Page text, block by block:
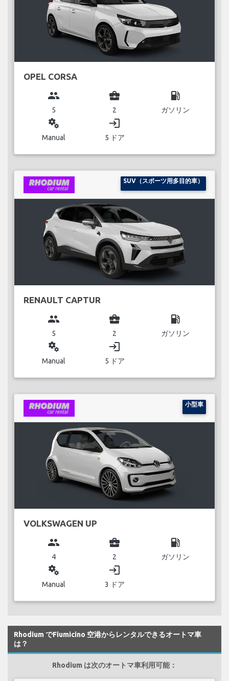
OPEL CORSA
group
5
business_center
2
local_gas_station
ガソリン
miscellaneous_services
Manual
login
5 ドア
SUV（スポーツ用多目的車）
RENAULT CAPTUR
group
5
business_center
2
local_gas_station
ガソリン
miscellaneous_services
Manual
login
5 ドア
小型車
VOLKSWAGEN UP
group
4
business_center
2
local_gas_station
ガソリン
miscellaneous_services
Manual
login
3 ドア
Rhodium でFiumicino 空港からレンタルできるオートマ車
は？
Rhodium は次のオートマ車利用可能：